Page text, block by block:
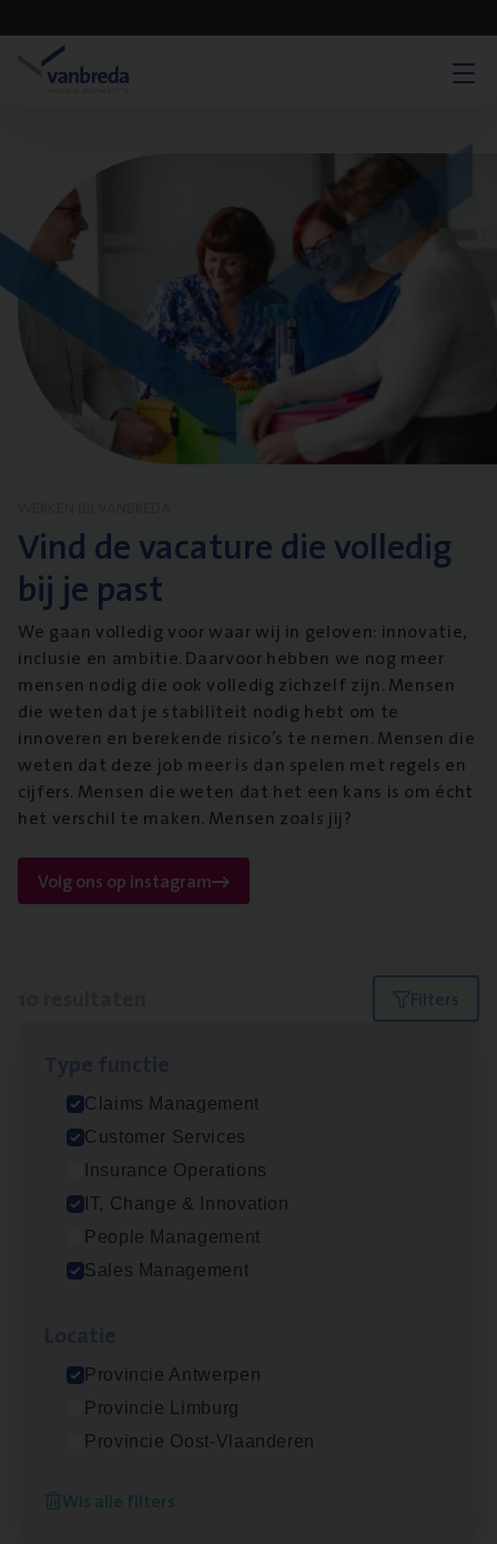
Vind de vacature die volledig
bij je past
We gaan volledig voor waar wij in geloven: innovatie,
inclusie en ambitie. Daarvoor hebben we nog meer
mensen nodig die ook volledig zichzelf zijn. Mensen
die weten dat je stabiliteit nodig hebt om te
innoveren en berekende risico’s te nemen. Mensen die
weten dat deze job meer is dan spelen met regels en
cijfers. Mensen die weten dat het een kans is om écht
het verschil te maken. Mensen zoals jij?
Volg ons op instagram
Filters
Claims Management
Customer Services
Insurance Operations
IT, Change & Innovation
People Management
Sales Management
Provincie Antwerpen
Provincie Limburg
Provincie Oost-Vlaanderen
Wis alle filters
Test Ana­lyst
IT, Change & Innovation
Antwerpen
Scha­de Expert Fleet
Busi­ness Analyst
Antwerpen